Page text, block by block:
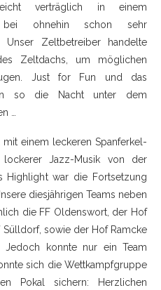
verträglich in einem
bei ohnehin schon sehr
Unser Zeltbetreiber handelte
Zeltdachs, um möglichen
Just for Fun und das
so die Nacht unter dem
…
einem leckeren Spanferkel-
Jazz-Musik von der
Highlight war die Fortsetzung
diesjährigen Teams neben
die FF Oldenswort, der Hof
Sülldorf, sowie der Hof Ramcke
Jedoch konnte nur ein Team
sich die Wettkampfgruppe
Pokal sichern: Herzlichen